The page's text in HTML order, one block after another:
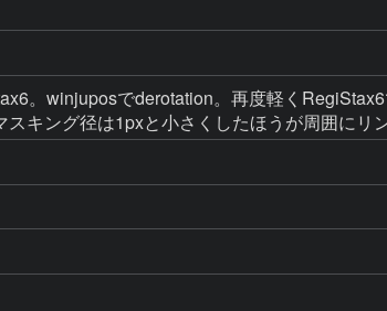
。winjuposでderotation。再度軽く
キング径は1pxと小さくしたほうが周囲にリ